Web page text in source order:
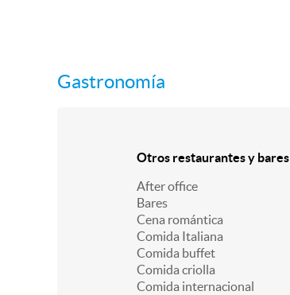
Gastronomía
Otros restaurantes y bares
After office
Bares
Cena romántica
Comida Italiana
Comida buffet
Comida criolla
Comida internacional